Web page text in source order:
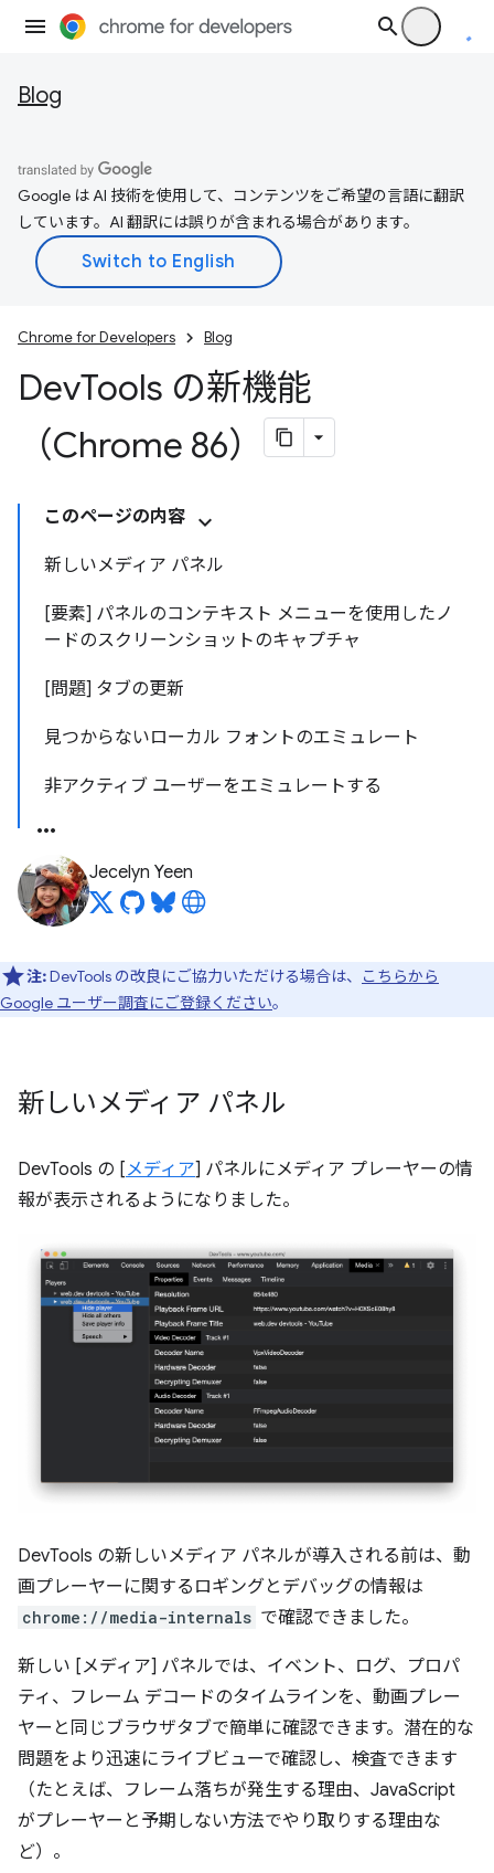
Blog
Google は AI 技術を使用して、コンテンツをご希望の言語に翻訳
しています。AI 翻訳には誤りが含まれる場合があります。
Chrome for Developers Blog
DevTools の新機能
（Chrome 86）
このページの内容
新しいメディア パネル
[要素] パネルのコンテキスト メニューを使用したノ
ードのスクリーンショットのキャプチャ
[問題] タブの更新
見つからないローカル フォントのエミュレート
非アクティブ ユーザーをエミュレートする
Jecelyn Yeen
注:DevTools の改良にご協力いただける場合は、
こちらから
Google ユーザー調査にご登録ください。
新しいメディア パネル
DevTools の [メディア] パネルにメディア プレーヤーの情
報が表示されるようになりました。
DevTools の新しいメディア パネルが導入される前は、動
画プレーヤーに関するロギングとデバッグの情報は
chrome://media-internals で確認できました。
新しい [メディア] パネルでは、イベント、ログ、プロパ
ティ、フレーム デコードのタイムラインを、動画プレー
ヤーと同じブラウザタブで簡単に確認できます。潜在的な
問題をより迅速にライブビューで確認し、検査できます
（たとえば、フレーム落ちが発生する理由、JavaScript
がプレーヤーと予期しない方法でやり取りする理由な
ど）。